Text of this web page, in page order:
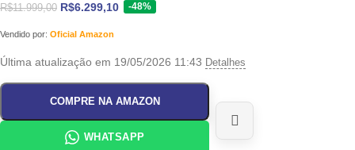
R$11.999,00 R$6.299,10 -48%
Vendido por: Oficial Amazon
Última atualização em 19/05/2026 11:43 Detalhes
COMPRE NA AMAZON
WHATSAPP